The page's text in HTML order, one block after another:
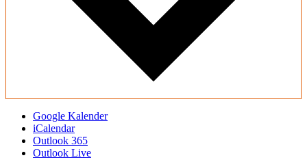
Google Kalender
iCalendar
Outlook 365
Outlook Live